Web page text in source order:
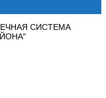
СИСТЕМА